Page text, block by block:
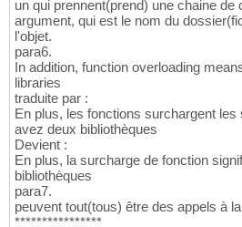
un qui prennent(prend) une chaine
argument, qui est le nom du
l'objet.
para6.
In addition, function overloading
libraries
traduite par :
En plus, les fonctions surchargent
avez deux bibliothèques
Devient :
En plus, la surcharge de fonction
bibliothèques
para7.
peuvent tout(tous) être des appels à
****************